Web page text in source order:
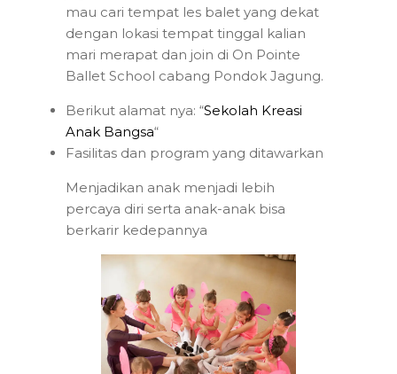
mau cari tempat les balet yang dekat
dengan lokasi tempat tinggal kalian
mari merapat dan join di On Pointe
Ballet School cabang Pondok Jagung.
Berikut alamat nya: “Sekolah Kreasi
Anak Bangsa“
Fasilitas dan program yang ditawarkan
Menjadikan anak menjadi lebih
percaya diri serta anak-anak bisa
berkarir kedepannya